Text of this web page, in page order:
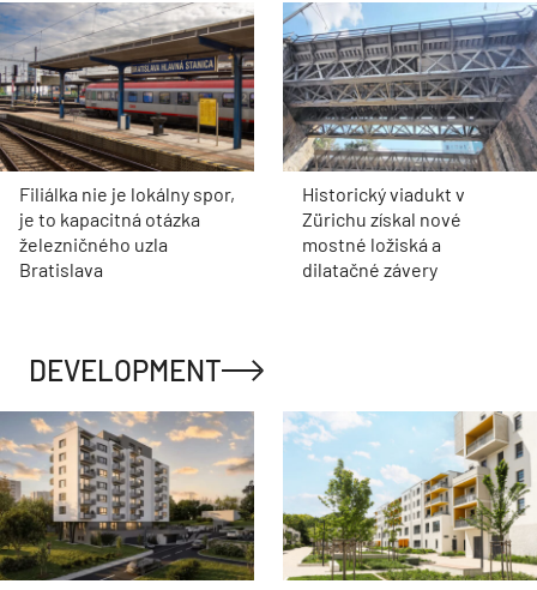
Filiálka nie je lokálny spor,
je to kapacitná otázka
železničného uzla
Bratislava
Historický viadukt v
Zürichu získal nové
mostné ložiská a
dilatačné závery
DEVELOPMENT